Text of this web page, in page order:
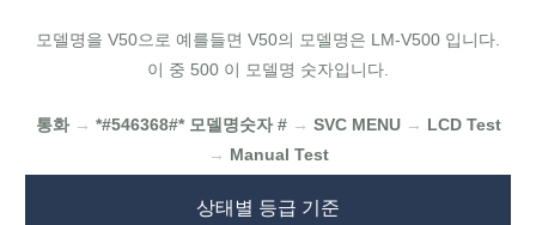
모델명을 V50으로 예를들면 V50의 모델명은 LM-V500 입니다.
이 중 500 이 모델명 숫자입니다.
통화 → *#546368#* 모델명숫자 # → SVC MENU → LCD Test
→ Manual Test
상태별 등급 기준